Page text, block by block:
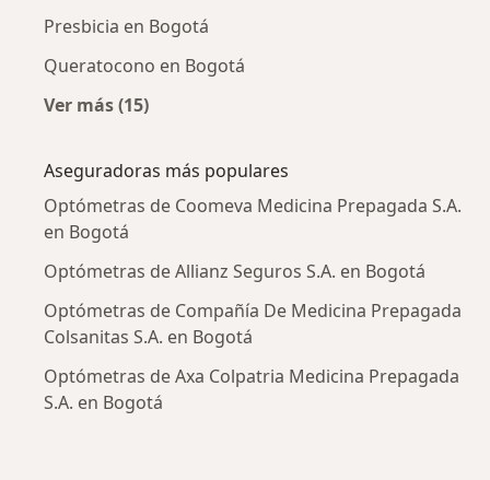
Presbicia en Bogotá
Queratocono en Bogotá
Ver más (15)
Aseguradoras más populares
Optómetras de Coomeva Medicina Prepagada S.A.
en Bogotá
Optómetras de Allianz Seguros S.A. en Bogotá
Optómetras de Compañía De Medicina Prepagada
Colsanitas S.A. en Bogotá
Optómetras de Axa Colpatria Medicina Prepagada
S.A. en Bogotá